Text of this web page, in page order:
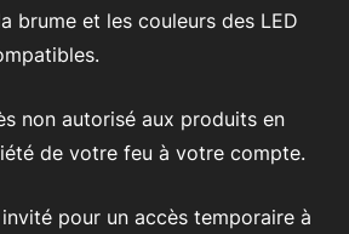
brume et les couleurs des LED
non autorisé aux produits en
de votre feu à votre compte.
pour un accès temporaire à